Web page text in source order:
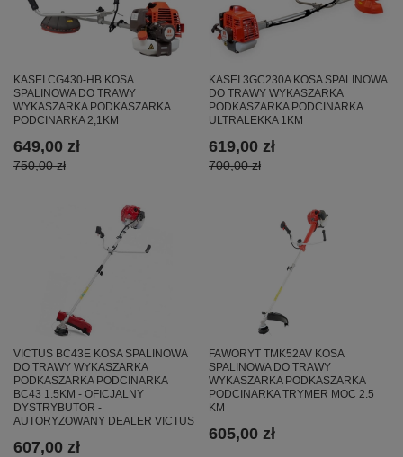
KASEI CG430-HB KOSA
SPALINOWA DO TRAWY
WYKASZARKA PODKASZARKA
PODCINARKA 2,1KM
649,00 zł
750,00 zł
KASEI 3GC230A KOSA SPALINOWA
DO TRAWY WYKASZARKA
PODKASZARKA PODCINARKA
ULTRALEKKA 1KM
619,00 zł
700,00 zł
VICTUS BC43E KOSA SPALINOWA
DO TRAWY WYKASZARKA
PODKASZARKA PODCINARKA
BC43 1.5KM - OFICJALNY
DYSTRYBUTOR -
AUTORYZOWANY DEALER VICTUS
607,00 zł
FAWORYT TMK52AV KOSA
SPALINOWA DO TRAWY
WYKASZARKA PODKASZARKA
PODCINARKA TRYMER MOC 2.5
KM
605,00 zł